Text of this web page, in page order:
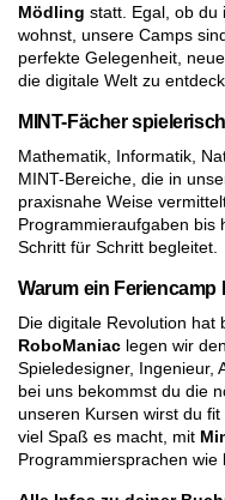
Mödling statt. Egal, ob du
wohnst, unsere Camps
perfekte Gelegenheit,
die digitale Welt zu
MINT-Fächer
Mathematik, Informatik,
MINT-Bereiche, die in
praxisnahe Weise
Programmieraufgaben bis
Schritt für Schritt begleitet.
Warum ein Feriencamp
Die digitale Revolution hat
RoboManiac legen wir
Spieledesigner, Ingenieur,
bei uns bekommst du die
unseren Kursen wirst du
viel Spaß es macht, mit
Programmiersprachen wie